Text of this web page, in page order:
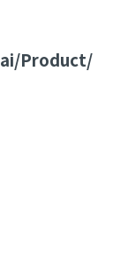
Product/